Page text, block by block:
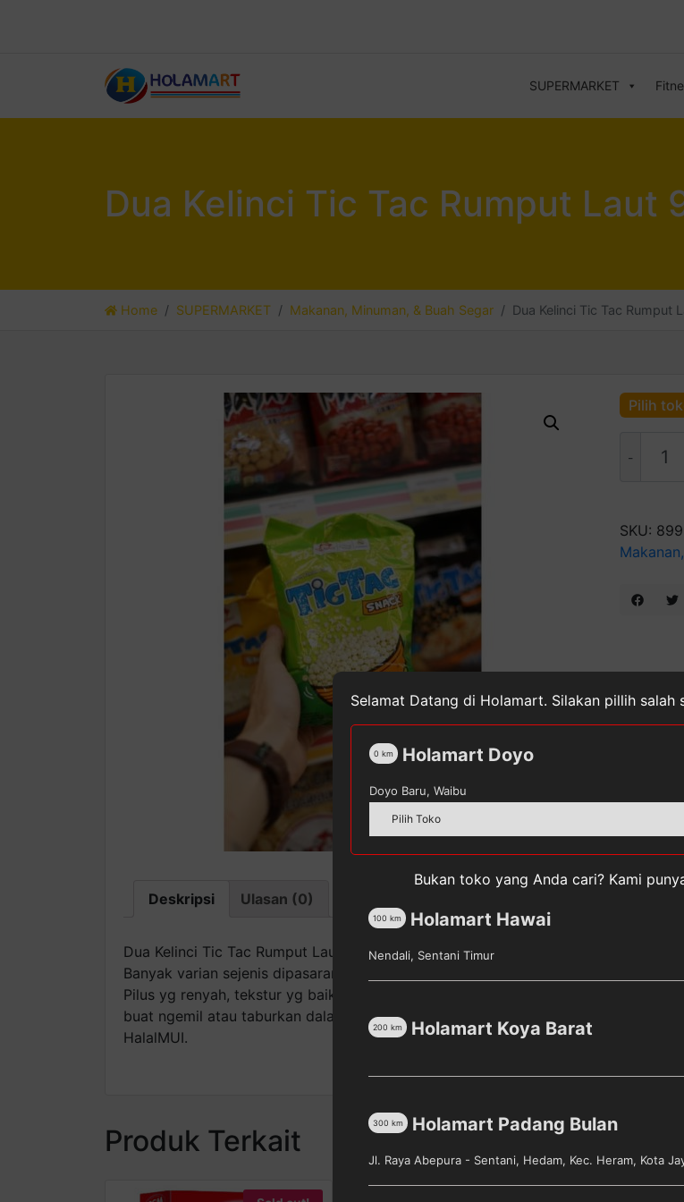
SUPERMARKET
Dua Kelinci Tic Tac Rumput Laut
Home SUPERMARKET Makanan, Minuman, & Buah Segar Dua Kelinci Tic Tac Rumput
Pilih
Dua
Tac
Rumput
90
SKU:
Deskripsi Ulasan (0)
Dua Kelinci Tic Tac Rumput Laut 90 Gr Berupa makanan ringan dgn bahan
Banyak varian sejenis dipasaran utk snack ini, namun di tangan Dua Kelinci,
Pilus yg renyah, tekstur yg baik, dan varian berbagai rasa yg sedap. Dikemas
buat ngemil atau taburkan dalam bbrp makanan kesukaan anda seperti mie
HalalMUI.
Produk Terkait
Selamat Datang di Holamart. Silakan pillih
Holamart Doyo
0 km
Doyo Baru, Waibu
Pilih Toko
Bukan toko yang Anda cari? Kami
Holamart Hawai
100 km
Nendali, Sentani Timur
Holamart Koya Barat
200 km
Holamart Padang Bulan
300 km
Jl. Raya Abepura - Sentani, Hedam, Kec. Heram, Kota